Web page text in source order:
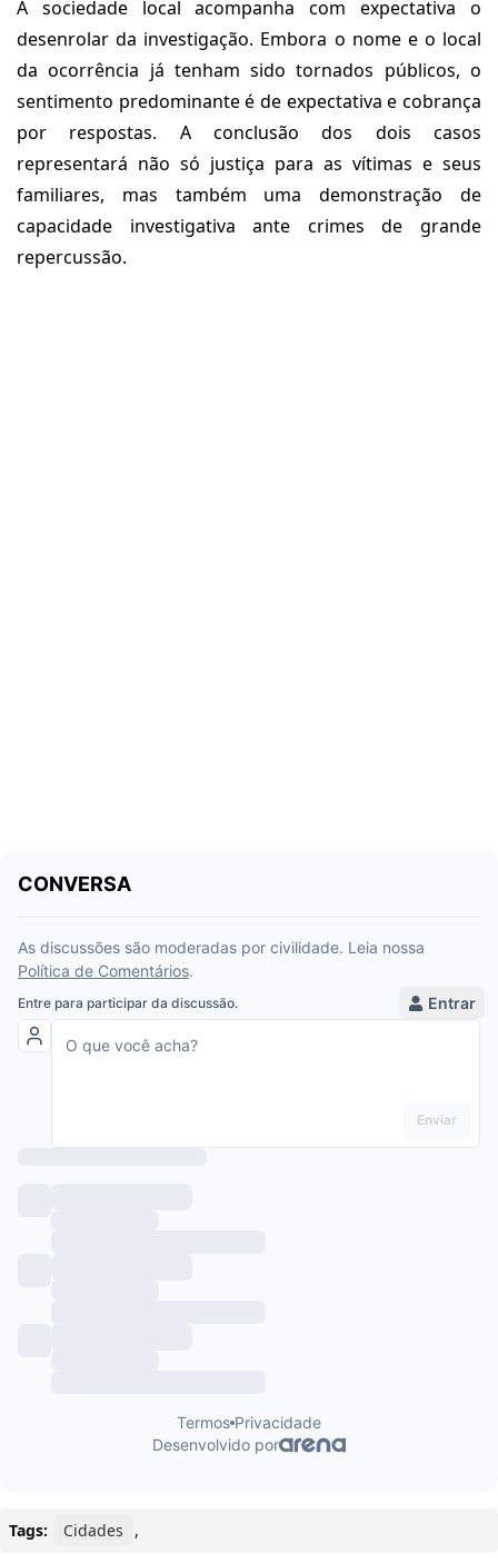
A sociedade local acompanha com expectativa o
desenrolar da investigação. Embora o nome e o local
da ocorrência já tenham sido tornados públicos, o
sentimento predominante é de expectativa e cobrança
por respostas. A conclusão dos dois casos
representará não só justiça para as vítimas e seus
familiares, mas também uma demonstração de
capacidade investigativa ante crimes de grande
repercussão.
Tags: Cidades ,